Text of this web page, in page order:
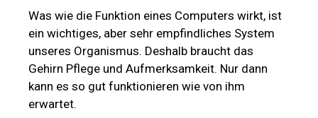
Was wie die Funktion eines Computers wirkt, ist
ein wichtiges, aber sehr empfindliches System
unseres Organismus. Deshalb braucht das
Gehirn Pflege und Aufmerksamkeit. Nur dann
kann es so gut funktionieren wie von ihm
erwartet.